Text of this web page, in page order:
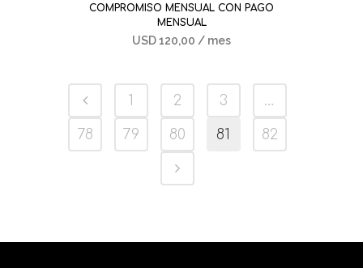
COMPROMISO MENSUAL CON PAGO
MENSUAL
USD120,00 / mes
1 2 3 …
78 79 80 81 82